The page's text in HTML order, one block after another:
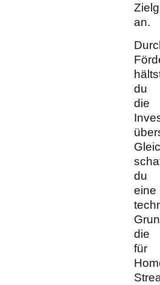
an.
du
die
du
eine
die
für